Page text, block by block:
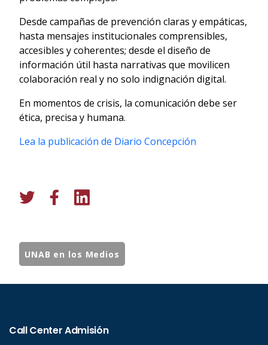
Desde campañas de prevención claras y empáticas,
hasta mensajes institucionales comprensibles,
accesibles y coherentes; desde el diseño de
información útil hasta narrativas que movilicen
colaboración real y no solo indignación digital.
En momentos de crisis, la comunicación debe ser
ética, precisa y humana.
Lea la publicación de Diario Concepción
UNAB en los Medios